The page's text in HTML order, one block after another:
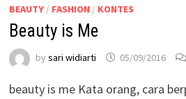
BEAUTY/ FASHION / KONTES
Beauty is Me
by sari widiarti 05/09/2016
beauty is me Kata orang, cara